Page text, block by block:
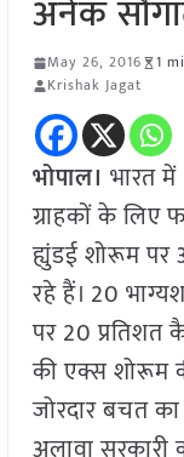
अनेक
May 26, 2016 1
Krishak Jagat
भोपाल। भारत
ग्राहकों के लिए
ह्युंडई शोरूम
रहे हैं। 20
पर 20
की एक्स शोरूम
जोरदार बचत